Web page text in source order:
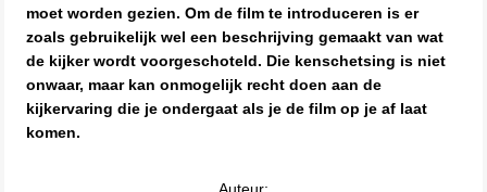
moet worden gezien. Om de film te introduceren is er
zoals gebruikelijk wel een beschrijving gemaakt van wat
de kijker wordt voorgeschoteld. Die kenschetsing is niet
onwaar, maar kan onmogelijk recht doen aan de
kijkervaring die je ondergaat als je de film op je af laat
komen.